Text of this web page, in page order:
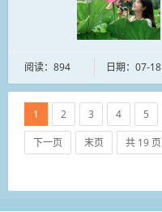
阅读：894 日期：07-18
1 2 3 4 5
下一页 末页 共 19 页